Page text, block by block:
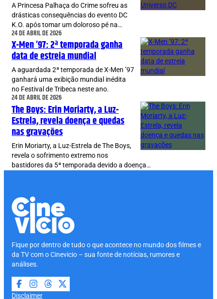
A Princesa Palhaça do Crime sofreu as
drásticas consequências do evento DC
K.O. após tomar um doloroso pé na…
24 DE ABRIL DE 2026
X-Men ’97: 2ª temporada ganha
data de estreia mundial
A aguardada 2ª temporada de X-Men ’97
ganhará uma exibição mundial inédita
no Festival de Tribeca neste ano.
24 DE ABRIL DE 2026
The Boys: Erin Moriarty, a Luz-
Estrela, revela doença e quedas
nas gravações
Erin Moriarty, a Luz-Estrela de The Boys,
revela o sofrimento extremo nos
bastidores da 5ª temporada devido a doença…
Fique por dentro de tudo o que acontece no mundo dos filmes e
da TV com o Cinevicio – sua fonte de notícias, rumores e
análises.
Disclaimer